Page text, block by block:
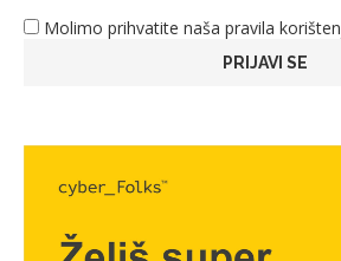
Molimo prihvatite naša pravila